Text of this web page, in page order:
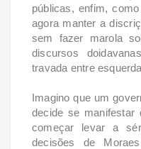
públicas, enfim,
agora manter a
sem fazer marola
discursos
travada entre
Imagino que um
decide se manifestar
começar levar a
decisões de